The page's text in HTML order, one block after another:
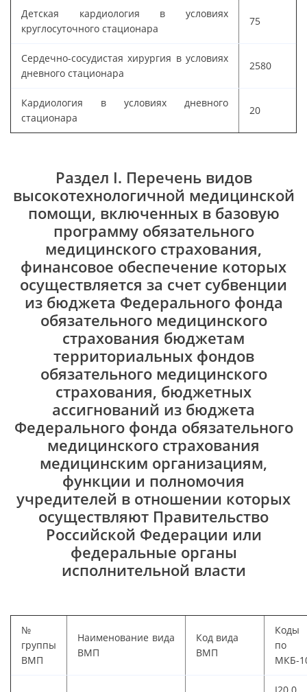
Детская кардиология в условиях
круглосуточного стационара
75
Сердечно-сосудистая хирургия в условиях
дневного стационара
2580
Кардиология в условиях дневного
стационара
20
Раздел I. Перечень видов
высокотехнологичной медицинской
помощи, включенных в базовую
программу обязательного
медицинского страхования,
финансовое обеспечение которых
осуществляется за счет субвенции
из бюджета Федерального фонда
обязательного медицинского
страхования бюджетам
территориальных фондов
обязательного медицинского
страхования, бюджетных
ассигнований из бюджета
Федерального фонда обязательного
медицинского страхования
медицинским организациям,
функции и полномочия
учредителей в отношении которых
осуществляют Правительство
Российской Федерации или
федеральные органы
исполнительной власти
№
группы
ВМП
Наименование вида
ВМП
Код вида
ВМП
Коды
по
МКБ-